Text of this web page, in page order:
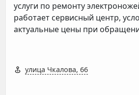
услуги по ремонту
работает сервисный центр,
актуальные цены при
улица Чкалова, 66